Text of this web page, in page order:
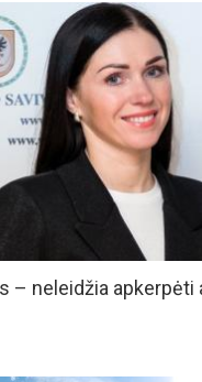
– neleidžia apkerpėti